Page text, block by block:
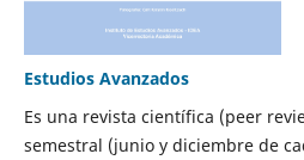
Estudios Avanzados
Es una revista científica (peer
semestral (junio y diciembre de